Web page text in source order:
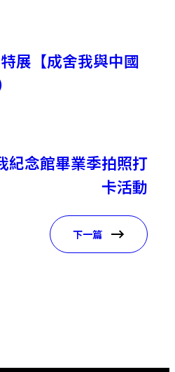
展【成舍我與中國
念館畢業季拍照打
卡活動
下一篇